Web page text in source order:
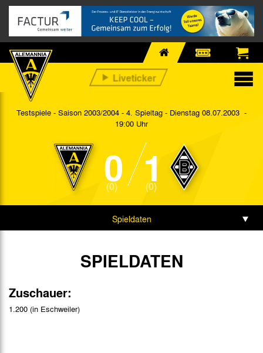
Testspiele - Saison 2003/2004 - 4. Spieltag - Dienstag 08.07.2003 -
19:00 Uhr
0
(0) 1
(0)
Spieldaten
SPIELDATEN
Zuschauer:
1.200 (in Eschweiler)